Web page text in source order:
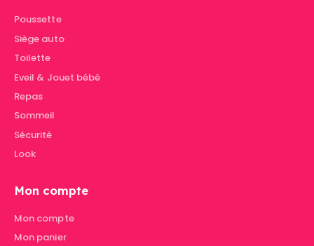
Poussette
Siège auto
Toilette
Eveil & Jouet bébé
Repas
Sommeil
Sécurité
Look
Mon compte
Mon compte
Mon panier